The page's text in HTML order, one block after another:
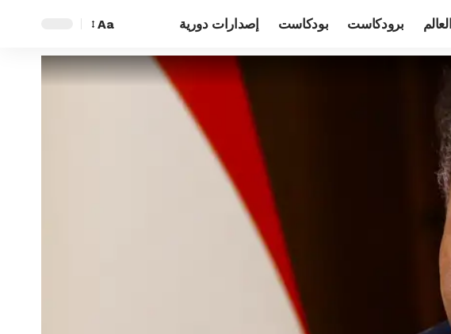
برودكاست بودكاست إصدارات دورية Aa